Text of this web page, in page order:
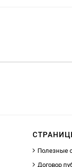
Полезные
Договор